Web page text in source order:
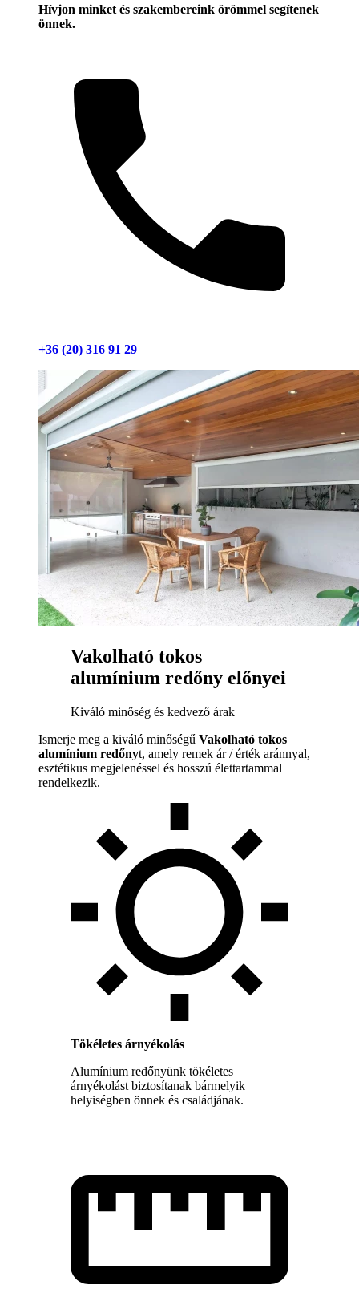
Hívjon minket és szakembereink örömmel segítenek
önnek.
+36 (20) 316 91 29
Vakolható tokos
alumínium redőny előnyei
Kiváló minőség és kedvező árak
Ismerje meg a kiváló minőségű Vakolható tokos
alumínium redőnyt, amely remek ár / érték aránnyal,
esztétikus megjelenéssel és hosszú élettartammal
rendelkezik.
Tökéletes árnyékolás
Alumínium redőnyünk tökéletes
árnyékolást biztosítanak bármelyik
helyiségben önnek és családjának.